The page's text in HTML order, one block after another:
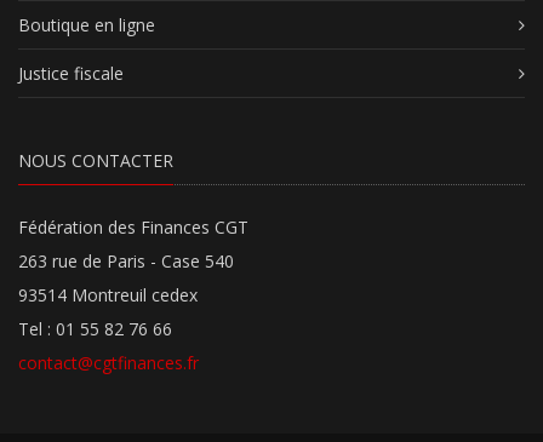
Boutique en ligne
Justice fiscale
NOUS CONTACTER
Fédération des Finances CGT
263 rue de Paris - Case 540
93514 Montreuil cedex
Tel : 01 55 82 76 66
contact@cgtfinances.fr